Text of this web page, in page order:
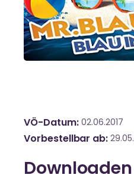
VÖ-Datum 02.06.2017
Vorbestellbar ab